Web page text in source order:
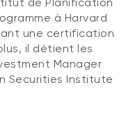
à Harvard
une certification
il détient les
Manager
Securities Institute